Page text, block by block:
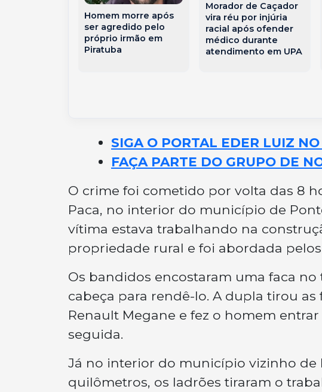
Homem morre após
ser agredido pelo
próprio irmão em
Piratuba
Morador de Caçador
vira réu por injúria
racial após ofender
médico durante
atendimento em UPA
SIGA O PORTAL EDER LUIZ
FAÇA PARTE DO GRUPO DE
O crime foi cometido por volta das 8
Paca, no interior do município de
vítima estava trabalhando na
propriedade rural e foi abordada
Os bandidos encostaram uma faca
cabeça para rendê-lo. A dupla tirou
Renault Megane e fez o homem
seguida.
Já no interior do município vizinho de
quilômetros, os ladrões tiraram o